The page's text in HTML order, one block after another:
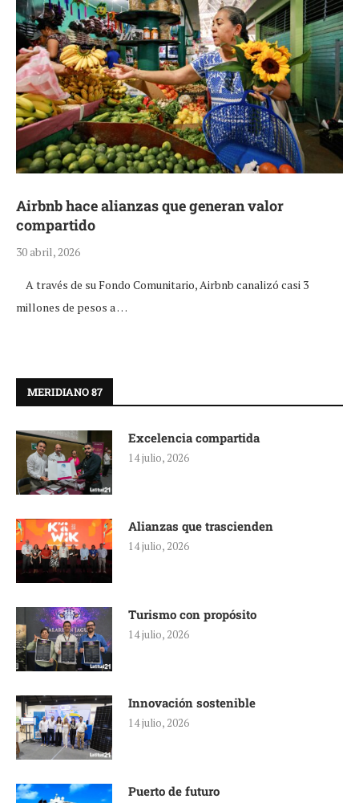
Airbnb hace alianzas que generan valor
compartido
30 abril, 2026
A través de su Fondo Comunitario, Airbnb canalizó casi 3
millones de pesos a …
MERIDIANO 87
Excelencia compartida
14 julio, 2026
Alianzas que trascienden
14 julio, 2026
Turismo con propósito
14 julio, 2026
Innovación sostenible
14 julio, 2026
Puerto de futuro